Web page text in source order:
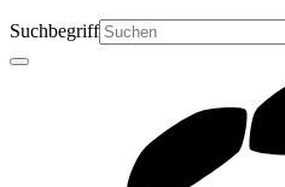
Suchbegriff